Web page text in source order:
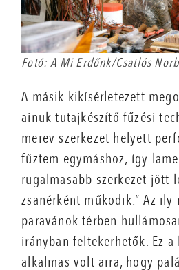
Fotó: A Mi Erdőnk/Csatlós
A másik kikísérletezett
ainuk tutajkészítő fűzési
merev szerkezet helyett
fűztem egymáshoz, így
rugalmasabb szerkezet jött
zsanérként működik.” Az
paravánok térben
irányban feltekerhetők. Ez
alkalmas volt arra, hogy